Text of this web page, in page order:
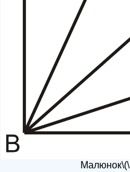
Малюнок\(\